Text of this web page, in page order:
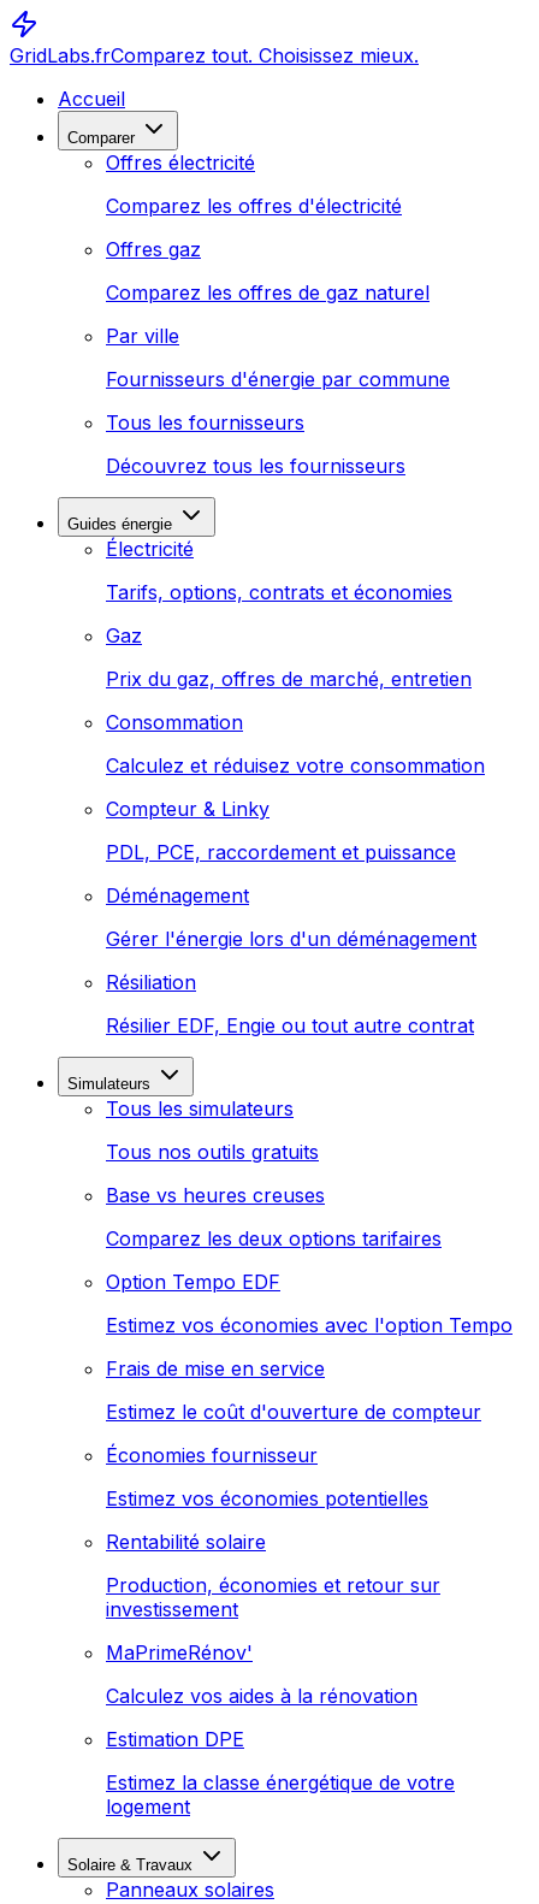
GridLabs.frComparez tout. Choisissez mieux.
Accueil
Comparer
Offres électricité
Comparez les offres d'électricité
Offres gaz
Comparez les offres de gaz naturel
Par ville
Fournisseurs d'énergie par commune
Tous les fournisseurs
Découvrez tous les fournisseurs
Guides énergie
Électricité
Tarifs, options, contrats et économies
Gaz
Prix du gaz, offres de marché, entretien
Consommation
Calculez et réduisez votre consommation
Compteur & Linky
PDL, PCE, raccordement et puissance
Déménagement
Gérer l'énergie lors d'un déménagement
Résiliation
Résilier EDF, Engie ou tout autre contrat
Simulateurs
Tous les simulateurs
Tous nos outils gratuits
Base vs heures creuses
Comparez les deux options tarifaires
Option Tempo EDF
Estimez vos économies avec l'option Tempo
Frais de mise en service
Estimez le coût d'ouverture de compteur
Économies fournisseur
Estimez vos économies potentielles
Rentabilité solaire
Production, économies et retour sur
investissement
MaPrimeRénov'
Calculez vos aides à la rénovation
Estimation DPE
Estimez la classe énergétique de votre
logement
Solaire & Travaux
Panneaux solaires